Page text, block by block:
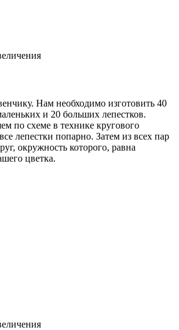
Нам необходимо изготовить 40
и 20 больших лепестков.
по схеме в технике кругового
лепестки попарно. Затем из всех пар
окружность которого, равна
цветка.